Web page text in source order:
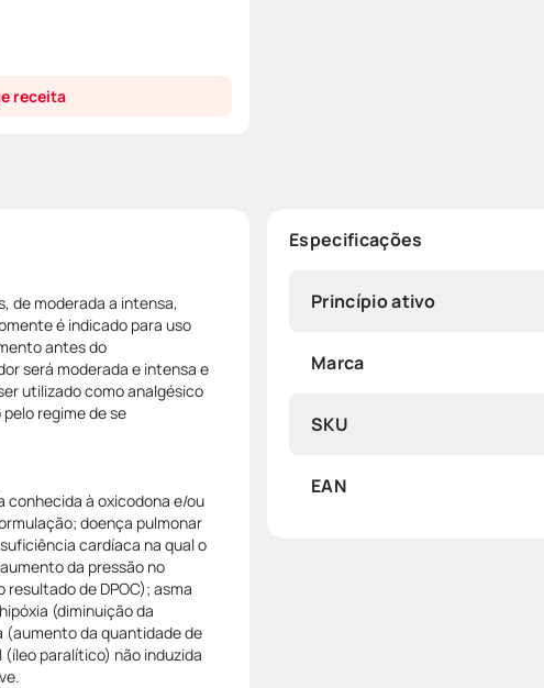
receita
de moderada a intensa,
é indicado para uso
antes do
será moderada e intensa e
utilizado como analgésico
regime de se
conhecida à oxicodona e/ou
doença pulmonar
cardíaca na qual o
da pressão no
de DPOC); asma
(diminuição da
(aumento da quantidade de
paralítico) não induzida
Especificações
Princípio ativo
Marca
SKU
EAN